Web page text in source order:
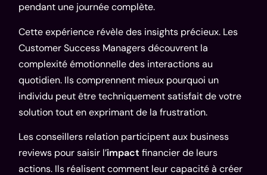
pendant une journée complète.
Cette expérience révèle des insights précieux. Les
Customer Success Managers découvrent la
complexité émotionnelle des interactions au
quotidien. Ils comprennent mieux pourquoi un
individu peut être techniquement satisfait de votre
solution tout en exprimant de la frustration.
Les conseillers relation participent aux business
reviews pour saisir l’impact financier de leurs
actions. Ils réalisent comment leur capacité à créer